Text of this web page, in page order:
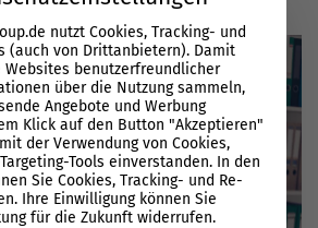
nutzt Cookies, Tracking- und
(auch von Drittanbietern). Damit
benutzerfreundlicher
über die Nutzung sammeln,
Angebote und Werbung
Klick auf den Button "Akzeptieren"
der Verwendung von Cookies,
Tools einverstanden. In den
Sie Cookies, Tracking- und Re-
Ihre Einwilligung können Sie
für die Zukunft widerrufen.